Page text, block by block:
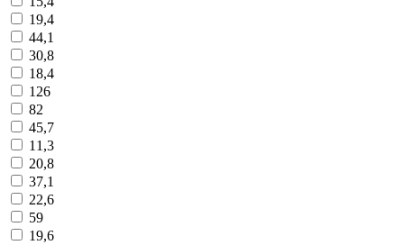
19,4
44,1
30,8
18,4
126
82
45,7
11,3
20,8
37,1
22,6
59
19,6